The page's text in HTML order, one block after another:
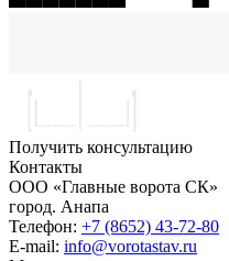
Получить консультацию
Контакты
ООО «Главные ворота СК»
город. Анапа
Телефон: +7 (8652) 43-72-80
E-mail: info@vorotastav.ru